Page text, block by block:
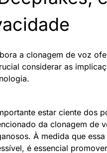
a clonagem de voz
considerar as
estar ciente dos
da clonagem de
À medida que
é essencial